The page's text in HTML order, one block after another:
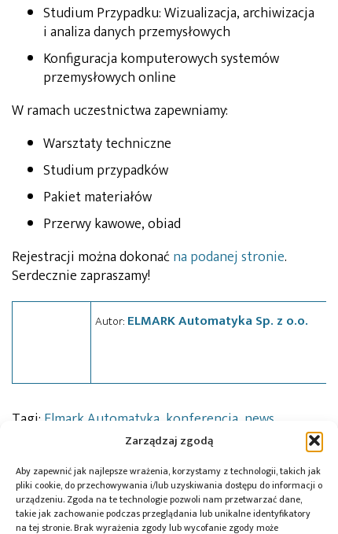
Zarządzaj zgodą
Aby zapewnić jak najlepsze wrażenia, korzystamy z technologii, takich jak
pliki cookie, do przechowywania i/lub uzyskiwania dostępu do informacji o
urządzeniu. Zgoda na te technologie pozwoli nam przetwarzać dane,
takie jak zachowanie podczas przeglądania lub unikalne identyfikatory
na tej stronie. Brak wyrażenia zgody lub wycofanie zgody może
Studium Przypadku: Wizualizacja, archiwizacja
i analiza danych przemysłowych
Konfiguracja komputerowych systemów
przemysłowych online
W ramach uczestnictwa zapewniamy:
Warsztaty techniczne
Studium przypadków
Pakiet materiałów
Przerwy kawowe, obiad
Rejestracji można dokonaćna podanej stronie.
Serdecznie zapraszamy!
Autor: ELMARK Automatyka Sp. z o.o.
Tagi: Elmark Automatyka konferencja news
wydarzenie
Przeczytaj również: